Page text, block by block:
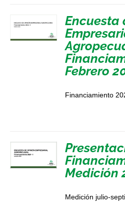
Encuesta
Febrero
Financiamiento
Medición
Medición julio-